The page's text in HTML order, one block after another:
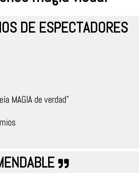
DE ESPECTADORES
MAGIA de verdad”